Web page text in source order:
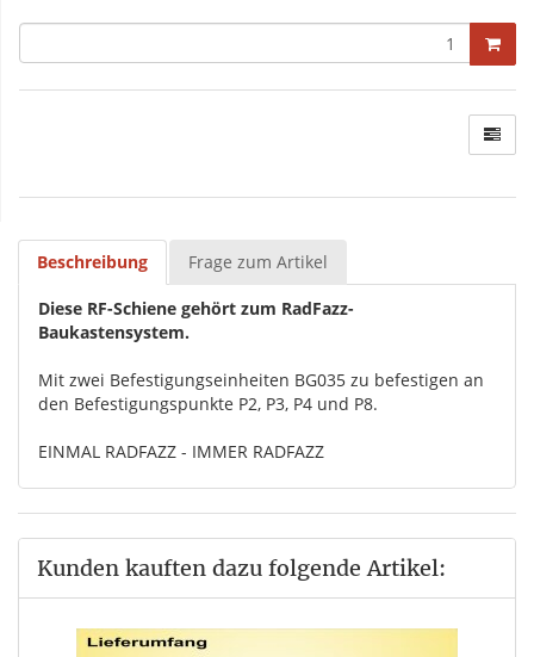
Beschreibung Frage zum Artikel
Diese RF-Schiene gehört zum RadFazz-
Baukastensystem.
Mit zwei Befestigungseinheiten BG035 zu befestigen an
den Befestigungspunkte P2, P3, P4 und P8.
EINMAL RADFAZZ - IMMER RADFAZZ
Kunden kauften dazu folgende Artikel: